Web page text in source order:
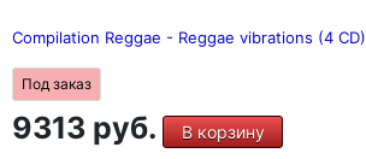
Compilation Reggae - Reggae vibrations (4 CD)
Под заказ
9313 руб. В корзину